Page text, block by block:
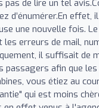
de lire un tel
d’énumérer.En effet,
une nouvelle fois.
erreurs de mail,
il suffisait de
afin que
vous étiez au
qui est moins